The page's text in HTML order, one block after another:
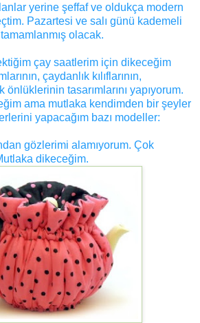
yerine şeffaf ve oldukça modern
Pazartesi ve salı günü kademeli
olacak.
çay saatlerim için dikeceğim
çaydanlık kılıflarının,
önlüklerinin tasarımlarını yapıyorum.
ama mutlaka kendimden bir şeyler
yapacağım bazı modeller:
gözlerimi alamıyorum. Çok
dikeceğim.